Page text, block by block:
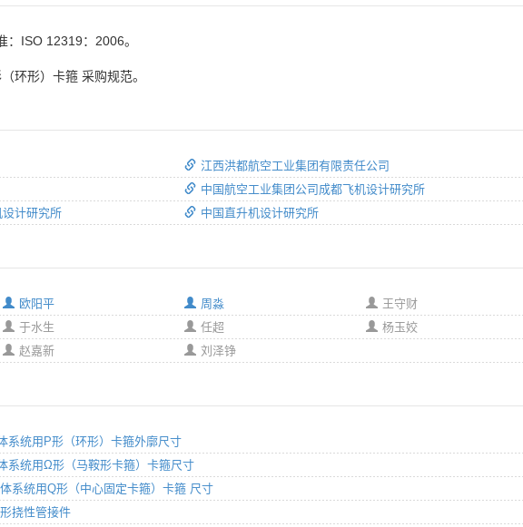
：ISO 12319：2006。
环形）卡箍 采购规范。
计研究所
江西洪都航空工业集团有限责任公司
中国航空工业集团公司成都飞机设计研究所
中国直升机设计研究所
欧阳平
于水生
赵嘉新
周淼
王守财
任超
杨玉姣
刘泽铮
系统用P形（环形）卡箍外廓尺寸
系统用Ω形（马鞍形卡箍）卡箍尺寸
系统用Q形（中心固定卡箍）卡箍 尺寸
挠性管接件